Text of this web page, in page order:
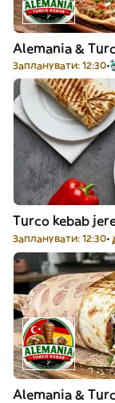
Alemania &
Запланувати: 12:30
Turco kebab
Запланувати: 12:30
Alemania &